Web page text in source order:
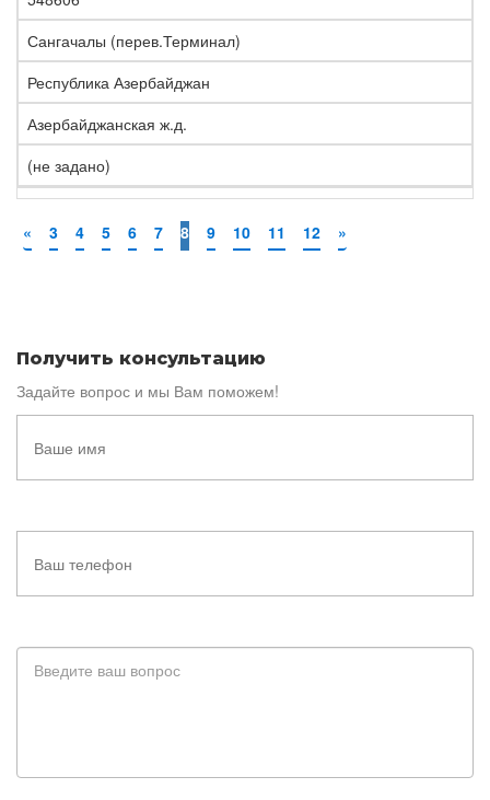
Сангачалы (перев.Терминал)
Республика Азербайджан
Азербайджанская ж.д.
(не задано)
« 3 4 5 6 7 8 9 10 11 12 »
Получить консультацию
Задайте вопрос и мы Вам поможем!